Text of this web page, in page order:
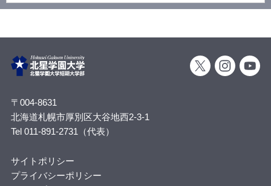
〒004-8631
北海道札幌市厚別区大谷地西2-3-1
Tel 011-891-2731（代表）
サイトポリシー
プライバシーポリシー